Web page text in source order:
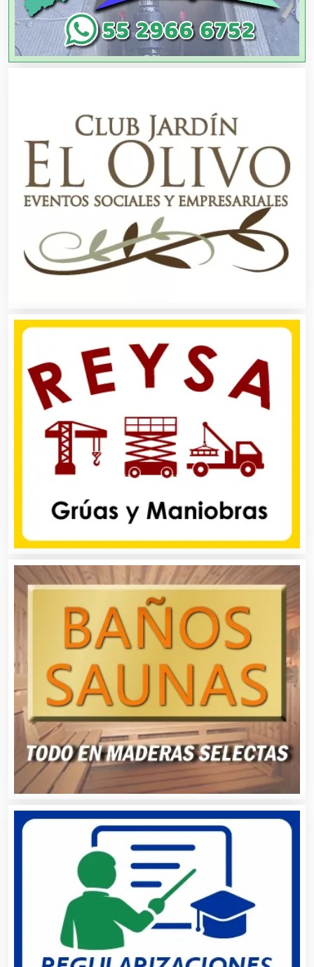
Artículos de Piel
Artículos Importados
Artículos para el Hogar
Artículos para Regalos
Artículos Personales
Aseguradoras
Asesores Técnicos
Asesoría Fiscal
Asociaciones Empresariales
Audio, Sonido e Iluminación
Audios para Eventos
Autobuses
Automatización
Automóviles Nuevos y Usados
Autopartes Eléctricas
Avaluos
Balnearios